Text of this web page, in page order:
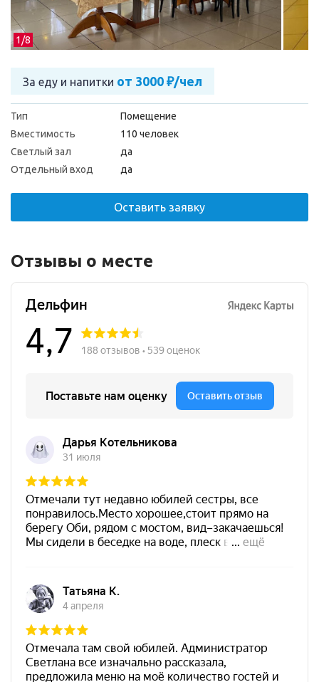
1/8
За еду и напитки от 3000 ₽/чел
Тип
Помещение
Вместимость
110 человек
Светлый зал
да
Отдельный вход
да
Оставить заявку
Отзывы о месте